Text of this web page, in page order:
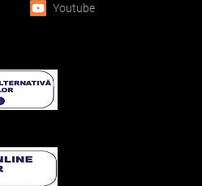
Youtube